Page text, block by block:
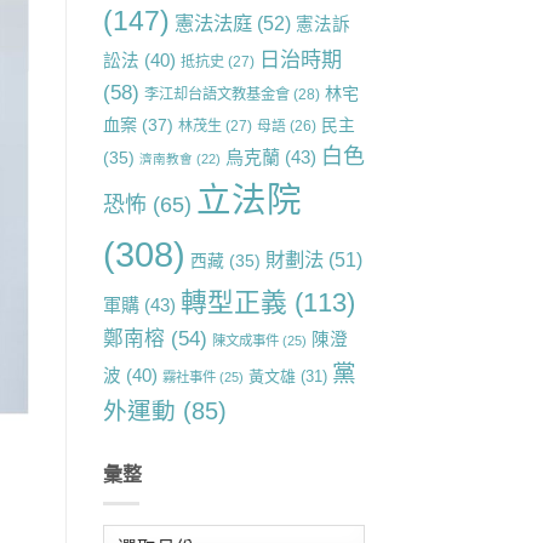
(147) 憲法法庭(52) 憲法訴
訟法 (40) 抵抗史 (27) 日治時期
(58) 李江却台語文教基金會(28) 林宅
血案(37) 林茂生 (27) 母語(26) 民主
(35) 濟南教會 (22) 烏克蘭(43) 白色
恐怖 (65) 立法院
(308) 西藏(35) 財劃法(51)
軍購(43) 轉型正義 (113)
鄭南榕 (54) 陳文成事件(25) 陳澄
波 (40) 霧社事件(25) 黃文雄(31) 黨
外運動 (85)
彙整